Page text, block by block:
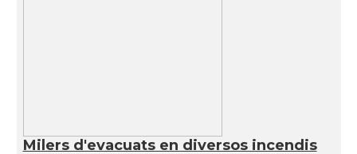
Milers d'evacuats en diversos incendis